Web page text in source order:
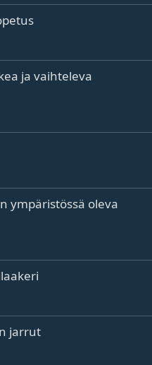
ja vaihteleva
ympäristössä oleva
jarrut